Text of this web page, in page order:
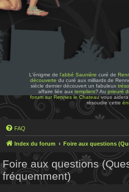
L'énigme de l'abbé Saunière curé de
découverte du curé aux milliards de
siècle dernier découvert un fabuleux
affaire liée aux templiers? Au prieuré
forum sur Rennes le Chateauvous
résoudre cette
FAQ
Index du forum Foire aux questions
Foire aux questions
fréquemment)